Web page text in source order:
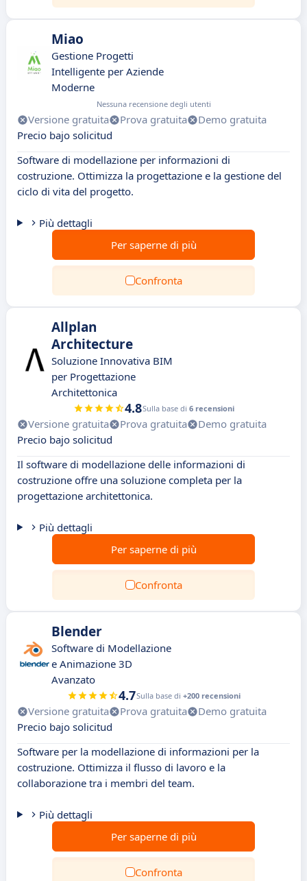
Miao
Gestione Progetti
Intelligente per Aziende
Moderne
Nessuna recensione degli utenti
Versione gratuita Prova gratuita
Demo gratuita
Precio bajo solicitud
Software di modellazione per informazioni di
costruzione. Ottimizza la progettazione e la gestione del
ciclo di vita del progetto.
Più dettagli
Per saperne di più
Confronta
Allplan
Architecture
Soluzione Innovativa BIM
per Progettazione
Architettonica
4.8Sulla base di 6 recensioni
Versione gratuita Prova gratuita
Demo gratuita
Precio bajo solicitud
Il software di modellazione delle informazioni di
costruzione offre una soluzione completa per la
progettazione architettonica.
Più dettagli
Per saperne di più
Confronta
Blender
Software di Modellazione
e Animazione 3D
Avanzato
4.7Sulla base di +200 recensioni
Versione gratuita Prova gratuita
Demo gratuita
Precio bajo solicitud
Software per la modellazione di informazioni per la
costruzione. Ottimizza il flusso di lavoro e la
collaborazione tra i membri del team.
Più dettagli
Per saperne di più
Confronta